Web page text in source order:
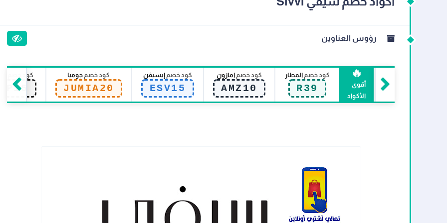
رؤوس العناوين
🔥
أقوى
الأكواد
كود خصم المطار
R39
كود خصم امازون
AMZ10
كود خصم إيسيفن
ESV15
كود خصم جوميا
JUMIA20
كود خصم